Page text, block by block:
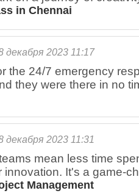
in Chennai
декабря 2023 11:17
the 24/7 emergency
they were there in no
декабря 2023 11:31
mean less time
innovation. It's a game-
Management